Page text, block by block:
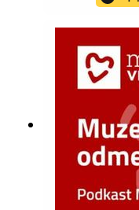
povezujejo
Alenka
muzeja
Skupnosti